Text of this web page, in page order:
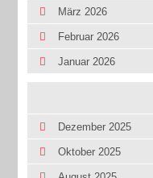
März 2026
Februar 2026
Januar 2026
Dezember 2025
Oktober 2025